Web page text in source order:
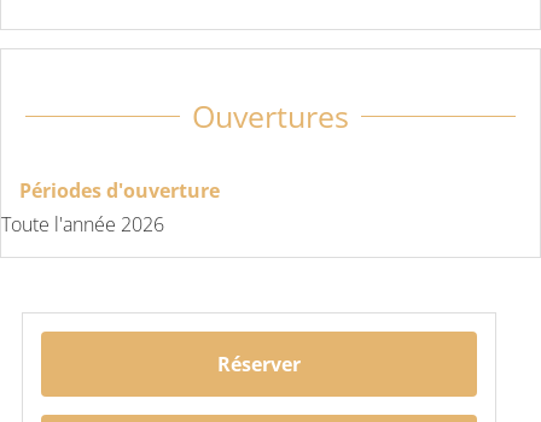
Ouvertures
Périodes d'ouverture
Toute l'année 2026
Réserver